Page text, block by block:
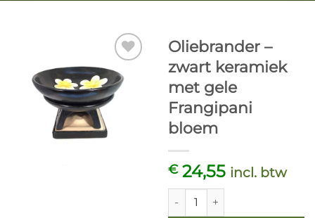
Oliebrander –
zwart keramiek
met gele
Frangipani
bloem
€24,55 incl. btw
Oliebrander - zwart